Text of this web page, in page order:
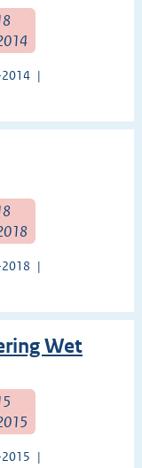
Wet